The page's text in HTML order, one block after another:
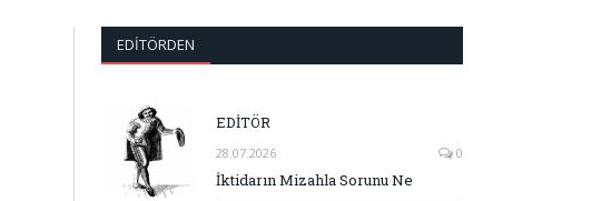
EDITÖRDEN
EDİTÖR
28.07.2026 0
İktidarın Mizahla Sorunu Ne